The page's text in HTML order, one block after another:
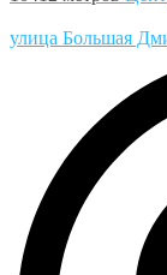
улица Большая